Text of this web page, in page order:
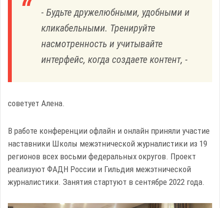
- Будьте дружелюбными, удобными и
кликабельными. Тренируйте
насмотренность и учитывайте
интерфейс, когда создаете контент, -
советует Алена.
В работе конференции офлайн и онлайн приняли участие
наставники Школы межэтнической журналистики из 19
регионов всех восьми федеральных округов. Проект
реализуют ФАДН России и Гильдия межэтнической
журналистики. Занятия стартуют в сентябре 2022 года.